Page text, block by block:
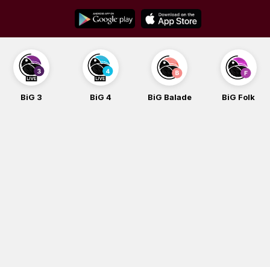
content
BiG 3 BiG 4 BiG Balade BiG Folk